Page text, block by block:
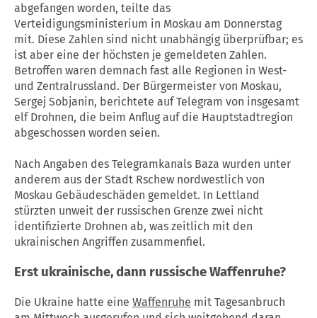
abgefangen worden, teilte das
Verteidigungsministerium in Moskau am Donnerstag
mit. Diese Zahlen sind nicht unabhängig überprüfbar; es
ist aber eine der höchsten je gemeldeten Zahlen.
Betroffen waren demnach fast alle Regionen in West-
und Zentralrussland. Der Bürgermeister von Moskau,
Sergej Sobjanin, berichtete auf Telegram von insgesamt
elf Drohnen, die beim Anflug auf die Hauptstadtregion
abgeschossen worden seien.
Nach Angaben des Telegramkanals Baza wurden unter
anderem aus der Stadt Rschew nordwestlich von
Moskau Gebäudeschäden gemeldet. In Lettland
stürzten unweit der russischen Grenze zwei nicht
identifizierte Drohnen ab, was zeitlich mit den
ukrainischen Angriffen zusammenfiel.
Erst ukrainische, dann russischeWaffenruhe?
Die Ukraine hatte eine Waffenruhe mit Tagesanbruch